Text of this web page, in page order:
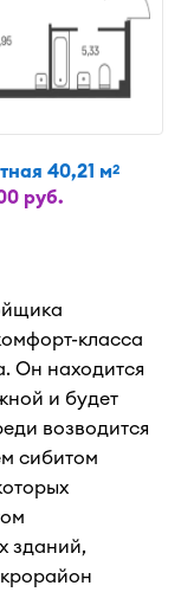
40,21 м2
руб.
класса
Он находится
и будет
возводится
сибитом
зданий,